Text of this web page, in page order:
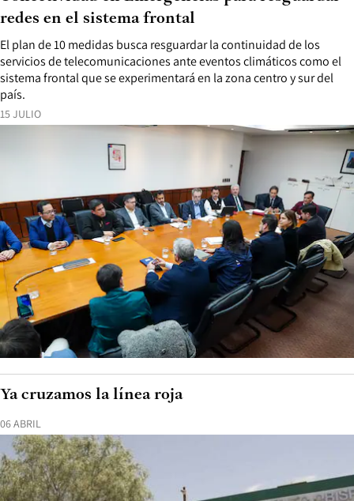
15 JULIO
El plan de 10 medidas busca resguardar la continuidad de los
servicios de telecomunicaciones ante eventos climáticos como el
sistema frontal que se experimentará en la zona centro y sur del
país.
redes en el sistema frontal
06 ABRIL
Ya cruzamos la línea roja